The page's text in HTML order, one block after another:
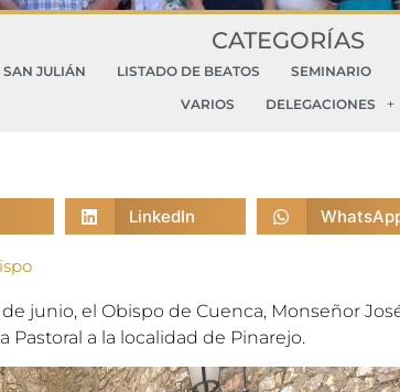
CATEGORÍAS
SAN JULIÁN LISTADO DE BEATOS SEMINARIO
VARIOS
DELEGACIONES
LinkedIn
junio, el Obispo de Cuenca, Monseñor
Pastoral a la localidad de Pinarejo.